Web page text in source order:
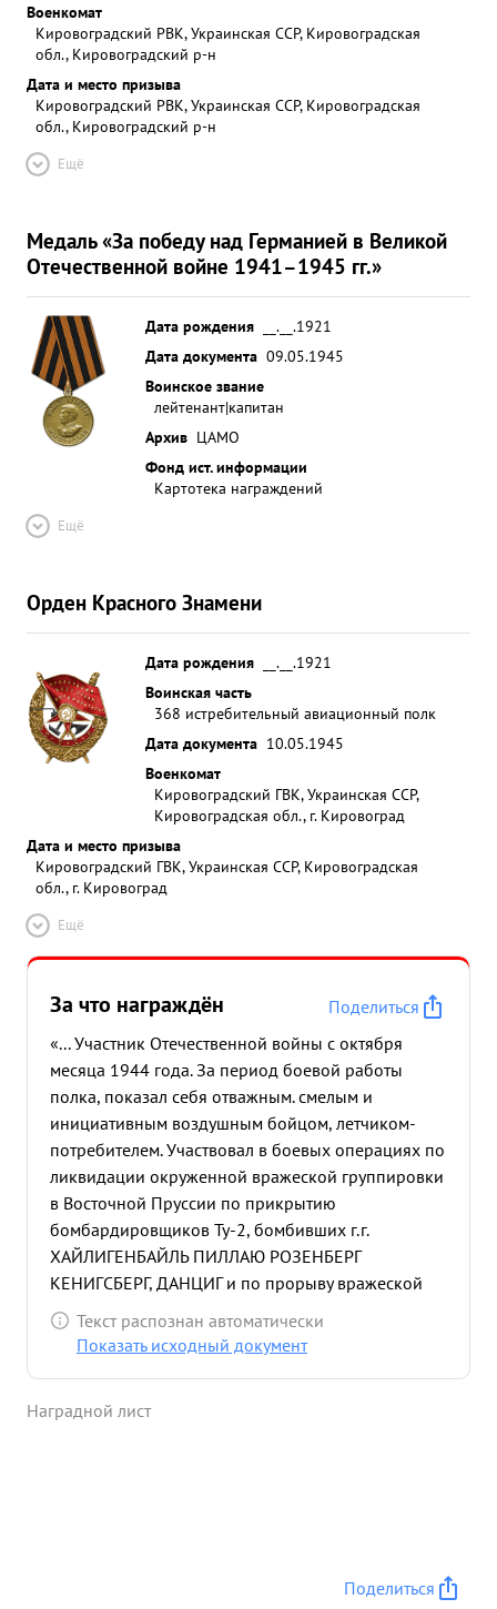
Военкомат
Кировоградский РВК, Украинская ССР, Кировоградская
обл., Кировоградский р-н
Дата и место призыва
Кировоградский РВК, Украинская ССР, Кировоградская
обл., Кировоградский р-н
Ещё
Медаль «За победу над Германией в Великой
Отечественной войне 1941–1945 гг.»
Дата рождения
__.__.1921
Дата документа 09.05.1945
Воинское звание
лейтенант|капитан
Архив ЦАМО
Фонд ист. информации
Картотека награждений
Ещё
Орден Красного Знамени
Дата рождения
__.__.1921
Воинская часть
368 истребительный авиационный полк
Дата документа 10.05.1945
Военкомат
Кировоградский ГВК, Украинская ССР,
Кировоградская обл., г. Кировоград
Дата и место призыва
Кировоградский ГВК, Украинская ССР, Кировоградская
обл., г. Кировоград
Ещё
За что награждён
Поделиться
«... Участник Отечественной войны с октября
месяца 1944 года. За период боевой работы
полка, показал себя отважным. смелым и
инициативным воздушным бойцом, летчиком-
потребителем. Участвовал в боевых операциях по
ликвидации окруженной вражеской группировки
в Восточной Пруссии по прикрытию
бомбардировщиков Ту-2, бомбивших г.г.
ХАЙЛИГЕНБАЙЛЬ ПИЛЛАЮ РОЗЕНБЕРГ
КЕНИГСБЕРГ, ДАНЦИГ и по прорыву вражеской
обороны на подступах к БЕРЛИНУ и на город
БЕРЛИН. Всего в этих операциях провел 20
командования. Воздушно-стрелковая и
Текст распознан автоматически
Показать исходный документ
Наградной лист
Поделиться